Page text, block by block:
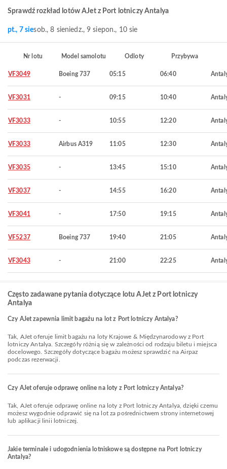
Sprawdź rozkład lotów AJet z Port lotniczy Antalya
pt., 7 siesob., 8 sieniedz., 9 siepon., 10 sie
Nr lotu Model samolotu Odloty Przybywa
VF3049 Boeing 737 05:15 06:40
VF3031 - 09:15 10:40
VF3033 - 10:55 12:20
VF3033 Airbus A319 11:05 12:30
VF3035 - 13:45 15:10
VF3037 - 14:55 16:20
VF3041 - 17:50 19:15
VF5237 Boeing 737 19:40 21:05
VF3043 - 21:00 22:25
Często zadawane pytania dotyczące lotu AJet z Port lotniczy
Antalya
Czy AJet zapewnia limit bagażu na lot z Port lotniczy Antalya?
Tak, AJet oferuje limit bagażu na loty Krajowe & Międzynarodowy z Port
lotniczy Antalya. Szczegóły różnią się w zależności od rodzaju biletu i miejsca
docelowego. Szczegóły dotyczące bagażu możesz sprawdzić na Airpaz
podczas rezerwacji.
Czy AJet oferuje odprawę online na loty z Port lotniczy Antalya?
Tak, AJet oferuje odprawę online na loty z Port lotniczy Antalya, dzięki czemu
możesz wygodnie odprawić się na lot za pośrednictwem strony internetowej
lub aplikacji linii lotniczej.
Jakie terminale i udogodnienia lotniskowe są dostępne na Port lotniczy
Antalya?